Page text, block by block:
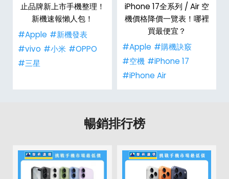
止品牌新上市手機整理！
新機速報懶人包！
#Apple #新機發表
#vivo #小米 #OPPO
#三星
iPhone 17全系列 / Air 空
機價格降價一覽表！哪裡
買最便宜？
#Apple #購機訣竅
#空機 #iPhone 17
#iPhone Air
暢銷排行榜